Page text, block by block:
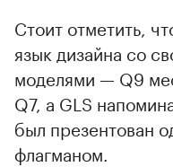
Стоит отметить,
язык дизайна со
моделями — Q9
Q7, а GLS
был презентован
флагманом.